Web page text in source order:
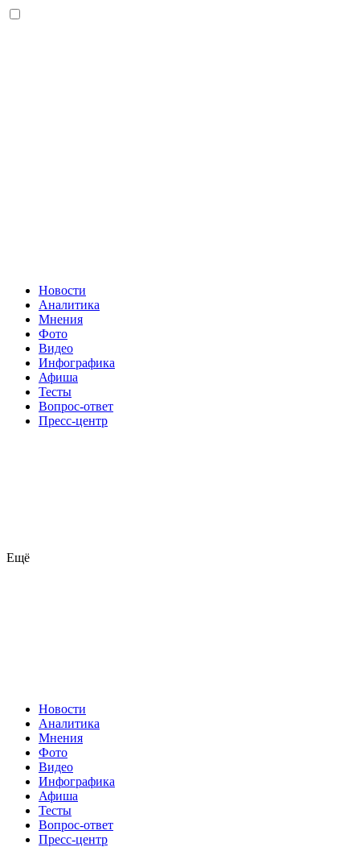
Новости
Аналитика
Мнения
Фото
Видео
Инфографика
Афиша
Тесты
Вопрос-ответ
Пресс-центр
Ещё
Новости
Аналитика
Мнения
Фото
Видео
Инфографика
Афиша
Тесты
Вопрос-ответ
Пресс-центр